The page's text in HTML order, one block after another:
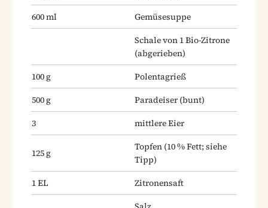
600ml
Gemüsesuppe
Schale von 1 Bio-Zitrone
(abgerieben)
100g
Polentagrieß
500g Paradeiser (bunt)
3
mittlere Eier
125g
Topfen (10 % Fett; siehe
Tipp)
1EL
Zitronensaft